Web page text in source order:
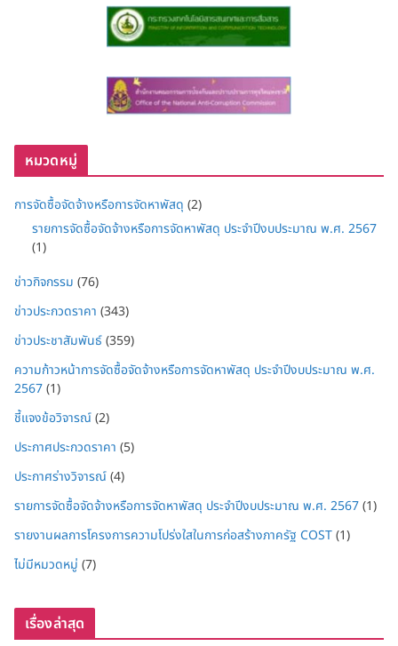
หมวดหมู่
การจัดซื้อจัดจ้างหรือการจัดหาพัสดุ (2)
รายการจัดซื้อจัดจ้างหรือการจัดหาพัสดุ ประจำปีงบประมาณ พ.ศ. 2567
(1)
ข่าวกิจกรรม (76)
ข่าวประกวดราคา (343)
ข่าวประชาสัมพันธ์(359)
ความก้าวหน้าการจัดซื้อจัดจ้างหรือการจัดหาพัสดุ ประจำปีงบประมาณ พ.ศ.
2567(1)
ชี้แจงข้อวิจารณ์(2)
ประกาศประกวดราคา (5)
ประกาศร่างวิจารณ์(4)
รายการจัดซื้อจัดจ้างหรือการจัดหาพัสดุ ประจำปีงบประมาณ พ.ศ. 2567(1)
รายงานผลการโครงการความโปร่งใสในการก่อสร้างภาครัฐ COST(1)
ไม่มีหมวดหมู่ (7)
เรื่องล่าสุด